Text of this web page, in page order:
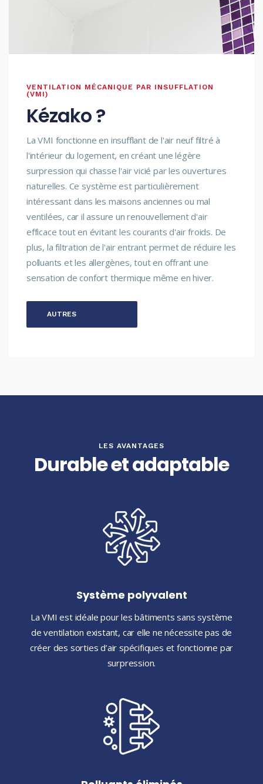
VENTILATION MÉCANIQUE PAR INSUFFLATION
(VMI)
Kézako ?
La VMI fonctionne en insufflant de l'air neuf filtré à
l'intérieur du logement, en créant une légère
surpression qui chasse l'air vicié par les ouvertures
naturelles. Ce système est particulièrement
intéressant dans les maisons anciennes ou mal
ventilées, car il assure un renouvellement d'air
efficace tout en évitant les courants d'air froids. De
plus, la filtration de l'air entrant permet de réduire les
polluants et les allergènes, tout en offrant une
sensation de confort thermique même en hiver.
AUTRES
LES AVANTAGES
Durable et adaptable
Système polyvalent
La VMI est idéale pour les bâtiments sans système
de ventilation existant, car elle ne nécessite pas de
créer des sorties d’air spécifiques et fonctionne par
surpression.